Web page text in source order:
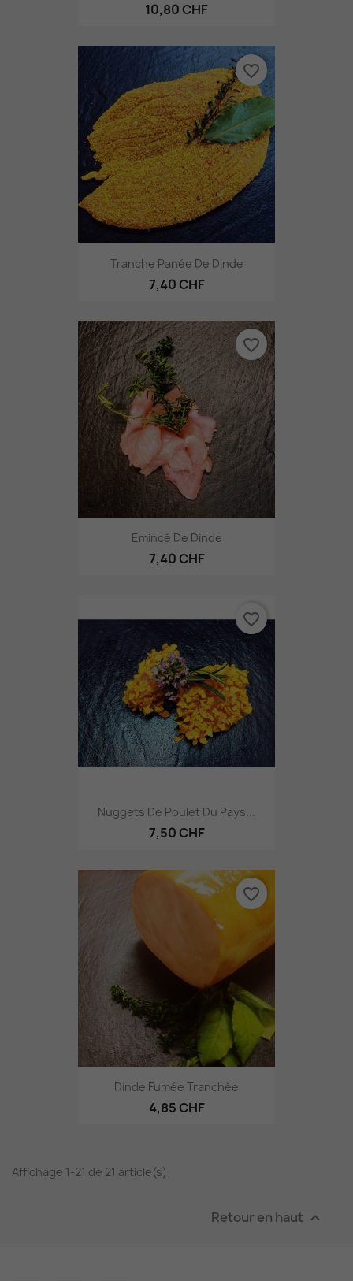
10,80 CHF
Tranche Panée De Dinde
7,40 CHF
favorite_border
Emincé De Dinde
7,40 CHF
favorite_border
Nuggets De Poulet Du Pays...
7,50 CHF
favorite_border
Dinde Fumée Tranchée
4,85 CHF
favorite_border
Affichage 1-21 de 21 article(s)
Retour en haut 